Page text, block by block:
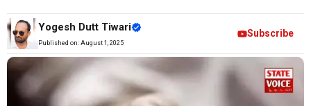
Yogesh Dutt Tiwari
Published on: August 1, 2025
Subscribe